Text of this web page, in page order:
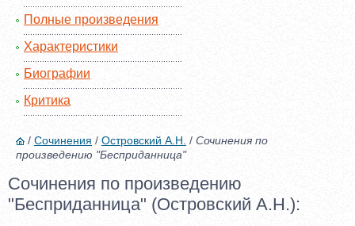
Полные произведения
Характеристики
Биографии
Критика
/ Сочинения / Островский А.Н. / Сочинения по
произведению "Бесприданница"
Сочинения по произведению
"Бесприданница" (Островский А.Н.):